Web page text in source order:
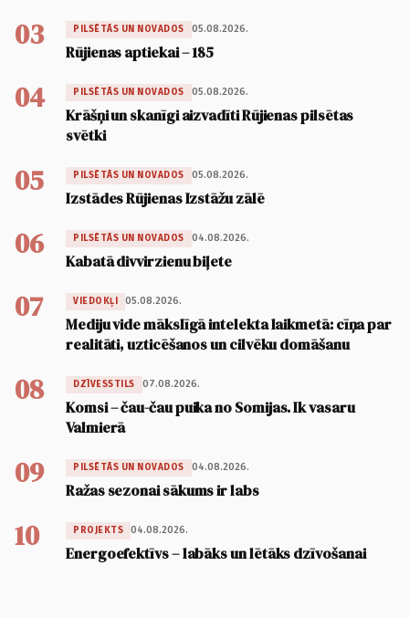
03 PILSĒTĀS UN NOVADOS 05.08.2026.
Rūjienas aptiekai – 185
04 PILSĒTĀS UN NOVADOS 05.08.2026.
Krāšņi un skanīgi aizvadīti Rūjienas pilsētas
svētki
05 PILSĒTĀS UN NOVADOS 05.08.2026.
Izstādes Rūjienas Izstāžu zālē
06 PILSĒTĀS UN NOVADOS 04.08.2026.
Kabatā divvirzienu biļete
07 VIEDOKĻI 05.08.2026.
Mediju vide mākslīgā intelekta laikmetā: cīņa par
realitāti, uzticēšanos un cilvēku domāšanu
08 DZĪVESSTILS 07.08.2026.
Komsi – čau-čau puika no Somijas. Ik vasaru
Valmierā
09 PILSĒTĀS UN NOVADOS 04.08.2026.
Ražas sezonai sākums ir labs
10 PROJEKTS 04.08.2026.
Energoefektīvs – labāks un lētāks dzīvošanai